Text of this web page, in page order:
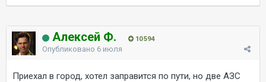
Алексей Ф. 10 594
Опубликовано 6 июля
Приехал в город, хотел заправится по пути, но две АЗС